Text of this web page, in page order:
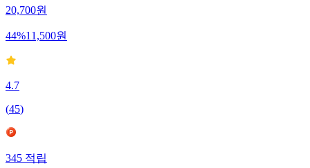
20,700원
44%11,500원
4.7
(45)